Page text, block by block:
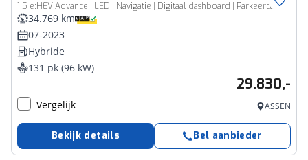
1.5 e:HEV Advance | LED | Navigatie | Digitaal dashboard | Parkeercamera | Apple Carplay/Android Auto | DAB | Climate Control | Cruise Control Adaptief | Elek. Achterklep | Keyless Entry/Go |
34.769 km
07-2023
Hybride
131 pk (96 kW)
29.830,-
Vergelijk ASSEN
Bekijk details Bel aanbieder